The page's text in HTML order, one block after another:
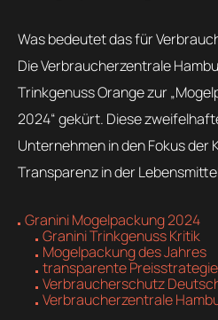
Was bedeutet das für
Die Verbraucherzentrale
Trinkgenuss Orange zur
2024“ gekürt. Diese
Unternehmen in den Fokus der
Transparenz in der
Granini Mogelpackung 2024
Granini Trinkgenuss Kritik
Mogelpackung des Jahres
transparente Preisstrategie
Verbraucherschutz
Verbraucherzentrale